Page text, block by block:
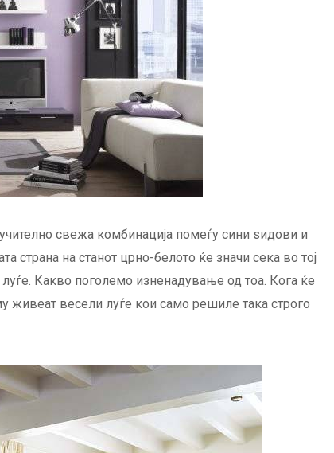
свежа комбинација помеѓу сини ѕидови и
страна на станот црно-белото ќе значи сека во тој
Какво поголемо изненадување од тоа. Кога ќе
живеат весели луѓе кои само решиле така строго